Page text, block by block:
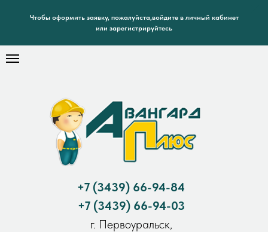
Чтобы оформить заявку, пожалуйста,войдите в личный кабинет
или зарегистрируйтесь
+7 (3439) 66-94-84
+7 (3439) 66-94-03
г. Первоуральск,